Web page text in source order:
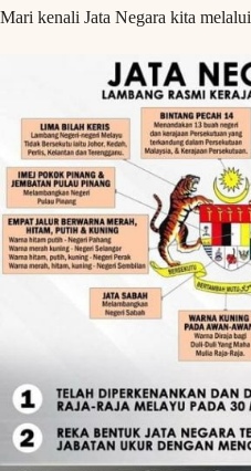
Mari kenali Jata Negara kita